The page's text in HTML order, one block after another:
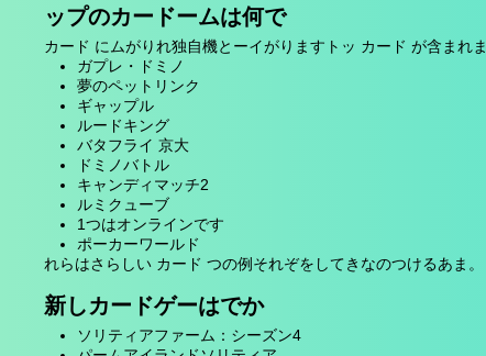
ップのカードームは何で
カード にムがりれ独自機とーイがりますトッ カード が含まれ
ガプレ・ドミノ
夢のペットリンク
ギャップル
ルードキング
バタフライ 京大
ドミノバトル
キャンディマッチ2
ルミクューブ
1つはオンラインです
ポーカーワールド
れらはさらしい カード つの例それぞをしてきなのつけるあま。
新しカードゲーはでか
ソリティアファーム：シーズン4